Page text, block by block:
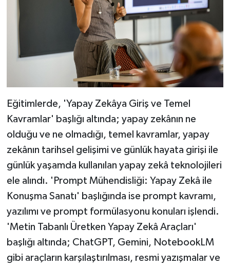
Eğitimlerde, 'Yapay Zekâya Giriş ve Temel
Kavramlar' başlığı altında; yapay zekânın ne
olduğu ve ne olmadığı, temel kavramlar, yapay
zekânın tarihsel gelişimi ve günlük hayata girişi ile
günlük yaşamda kullanılan yapay zekâ teknolojileri
ele alındı. 'Prompt Mühendisliği: Yapay Zekâ ile
Konuşma Sanatı' başlığında ise prompt kavramı,
yazılımı ve prompt formülasyonu konuları işlendi.
'Metin Tabanlı Üretken Yapay Zekâ Araçları'
başlığı altında; ChatGPT, Gemini, NotebookLM
gibi araçların karşılaştırılması, resmi yazışmalar ve